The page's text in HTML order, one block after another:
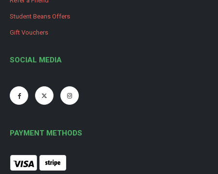
Student Beans Offers
Gift Vouchers
SOCIAL MEDIA
PAYMENT METHODS